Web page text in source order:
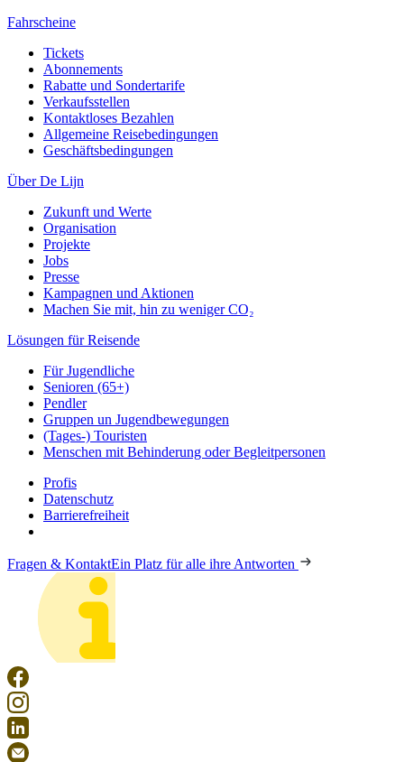
Fahrscheine
Tickets
Abonnements
Rabatte und Sondertarife
Verkaufsstellen
Kontaktloses Bezahlen
Allgemeine Reisebedingungen
Geschäftsbedingungen
Über De Lijn
Zukunft und Werte
Organisation
Projekte
Jobs
Presse
Kampagnen und Aktionen
Machen Sie mit, hin zu weniger CO₂
Lösungen für Reisende
Für Jugendliche
Senioren (65+)
Pendler
Gruppen un Jugendbewegungen
(Tages-) Touristen
Menschen mit Behinderung oder Begleitpersonen
Profis
Datenschutz
Barrierefreiheit
Fragen & KontaktEin Platz für alle ihre Antworten